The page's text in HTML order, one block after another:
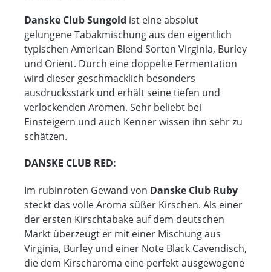
Danske Club Sungold ist eine absolut
gelungene Tabakmischung aus den eigentlich
typischen American Blend Sorten Virginia, Burley
und Orient. Durch eine doppelte Fermentation
wird dieser geschmacklich besonders
ausdrucksstark und erhält seine tiefen und
verlockenden Aromen. Sehr beliebt bei
Einsteigern und auch Kenner wissen ihn sehr zu
schätzen.
DANSKE CLUB RED:
Im rubinroten Gewand von Danske Club Ruby
steckt das volle Aroma süßer Kirschen. Als einer
der ersten Kirschtabake auf dem deutschen
Markt überzeugt er mit einer Mischung aus
Virginia, Burley und einer Note Black Cavendisch,
die dem Kirscharoma eine perfekt ausgewogene